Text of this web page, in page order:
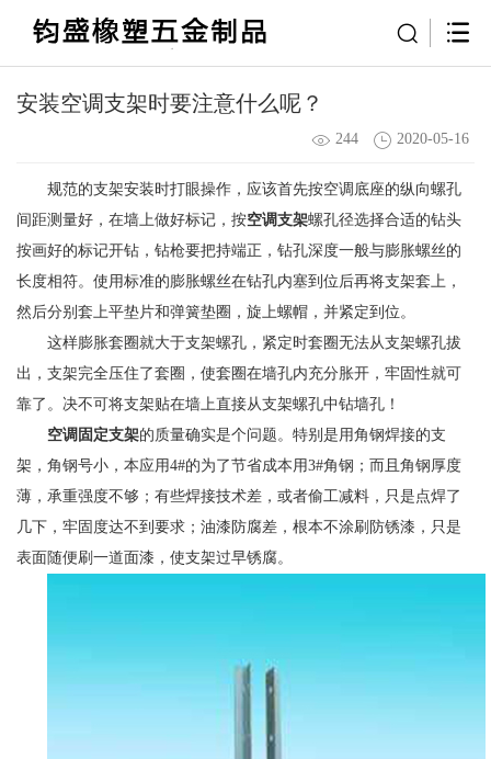
安装空调支架时要注意什么呢？
244 2020-05-16
规范的支架安装时打眼操作，应该首先按空调底座的纵向螺孔
间距测量好，在墙上做好标记，按空调支架螺孔径选择合适的钻头
按画好的标记开钻，钻枪要把持端正，钻孔深度一般与膨胀螺丝的
长度相符。使用标准的膨胀螺丝在钻孔内塞到位后再将支架套上，
然后分别套上平垫片和弹簧垫圈，旋上螺帽，并紧定到位。
这样膨胀套圈就大于支架螺孔，紧定时套圈无法从支架螺孔拔
出，支架完全压住了套圈，使套圈在墙孔内充分胀开，牢固性就可
靠了。决不可将支架贴在墙上直接从支架螺孔中钻墙孔！
空调固定支架的质量确实是个问题。特别是用角钢焊接的支
架，角钢号小，本应用4#的为了节省成本用3#角钢；而且角钢厚度
薄，承重强度不够；有些焊接技术差，或者偷工减料，只是点焊了
几下，牢固度达不到要求；油漆防腐差，根本不涂刷防锈漆，只是
表面随便刷一道面漆，使支架过早锈腐。